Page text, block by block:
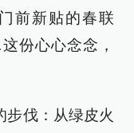
前新贴的春联
份心心念念，
步伐：从绿皮火